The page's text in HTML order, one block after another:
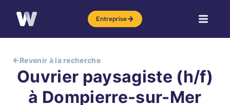
Entreprise
Revenir à la recherche
Ouvrier paysagiste (h/f)
à Dompierre-sur-Mer